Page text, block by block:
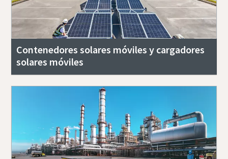
Contenedores solares móviles y cargadores
solares móviles